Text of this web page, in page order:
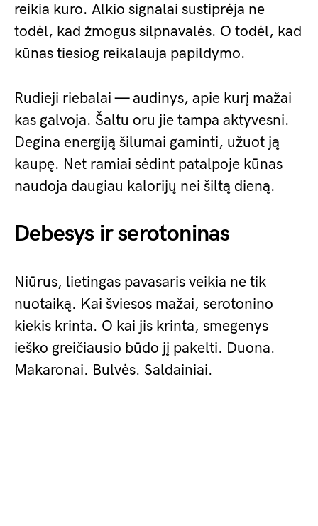
reikia kuro. Alkio signalai sustiprėja ne
todėl, kad žmogus silpnavalės. O todėl, kad
kūnas tiesiog reikalauja papildymo.
Rudieji riebalai — audinys, apie kurį mažai
kas galvoja. Šaltu oru jie tampa aktyvesni.
Degina energiją šilumai gaminti, užuot ją
kaupę. Net ramiai sėdint patalpoje kūnas
naudoja daugiau kalorijų nei šiltą dieną.
Debesys ir serotoninas
Niūrus, lietingas pavasaris veikia ne tik
nuotaiką. Kai šviesos mažai, serotonino
kiekis krinta. O kai jis krinta, smegenys
ieško greičiausio būdo jį pakelti. Duona.
Makaronai. Bulvės. Saldainiai.